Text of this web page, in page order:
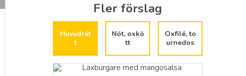
Fler förslag
Huvudrät
t
Nöt, oxkö
tt
Oxfilé, to
urnedos